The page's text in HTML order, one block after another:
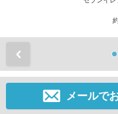
メールで